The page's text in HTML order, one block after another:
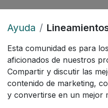
Ayuda
Esta comunidad es para
aficionados de nuestros
Compartir y discutir las
contenido de marketing,
y convertirse en un mejor